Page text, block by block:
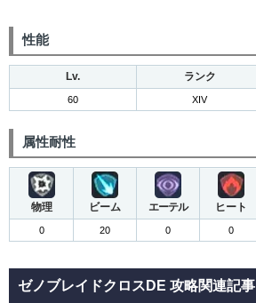
性能
Lv. ランク
60 XIV
属性耐性
物理 ビーム エーテル ヒート
0 20 0 0
ゼノブレイドクロスDE 攻略関連記事